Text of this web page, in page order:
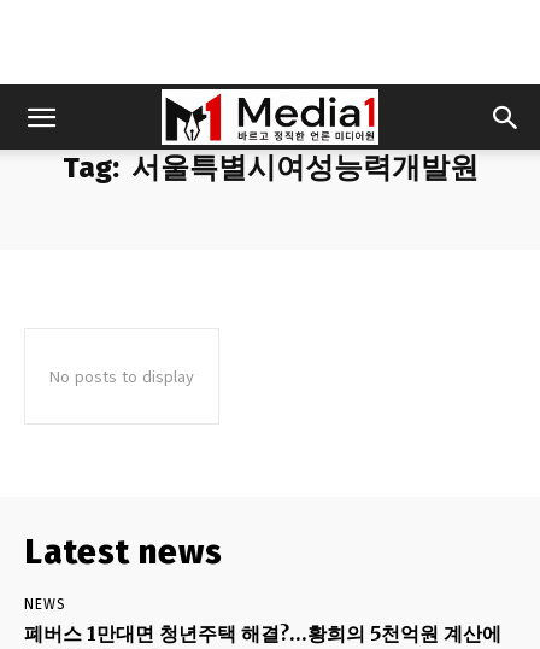
Tag: 서울특별시여성능력개발원
No posts to display
Latest news
NEWS
폐버스 1만대면 청년주택 해결?…황희의 5천억원 계산에